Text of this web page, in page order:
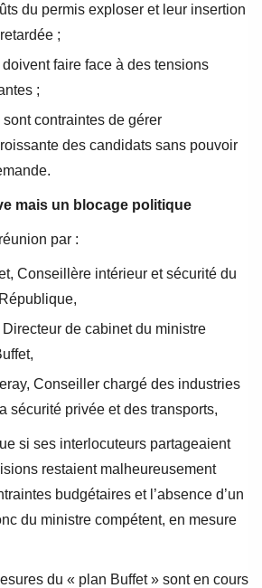
du permis exploser et leur insertion
;
faire face à des tensions
;
contraintes de gérer
des candidats sans pouvoir
mais un blocage politique
par :
Conseillère intérieur et sécurité du
de cabinet du ministre
Conseiller chargé des industries
sécurité privée et des transports,
si ses interlocuteurs partageaient
restaient malheureusement
budgétaires et l’absence d’un
du ministre compétent, en mesure
du « plan Buffet » sont en cours